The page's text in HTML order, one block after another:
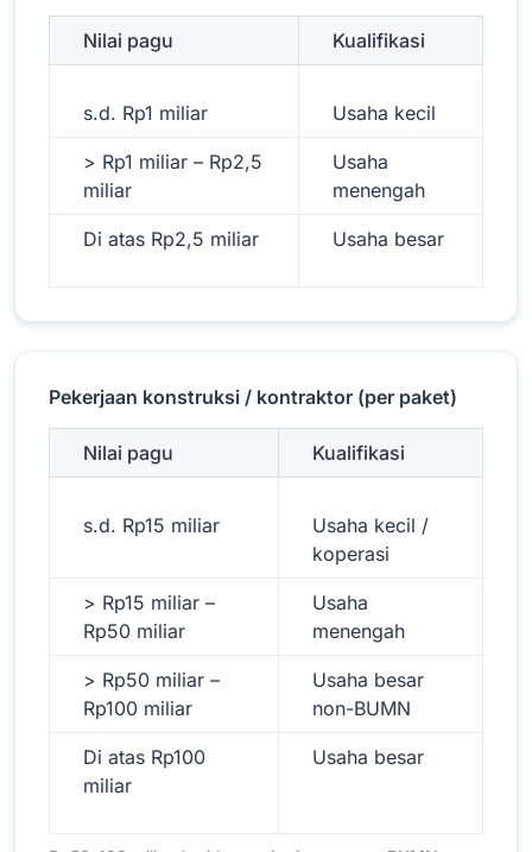
Nilai pagu Kualifikasi
s.d. Rp1 miliar Usaha kecil
> Rp1 miliar – Rp2,5
miliar
Usaha
menengah
Di atas Rp2,5 miliar Usaha besar
Pekerjaan konstruksi / kontraktor (per paket)
Nilai pagu Kualifikasi
s.d. Rp15 miliar
Usaha kecil /
koperasi
> Rp15 miliar –
Rp50 miliar
Usaha
menengah
> Rp50 miliar –
Rp100 miliar
Usaha besar
non-BUMN
Di atas Rp100
miliar
Usaha besar